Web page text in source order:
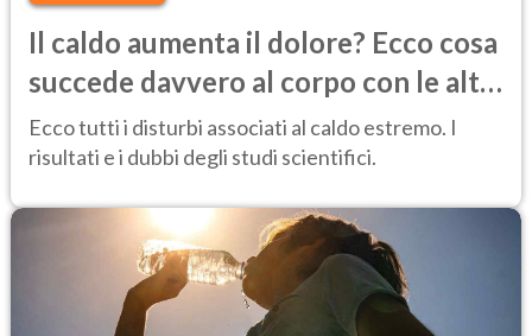
Il caldo aumenta il dolore? Ecco cosa
succede davvero al corpo con le alte
temperature
Ecco tutti i disturbi associati al caldo estremo. I
risultati e i dubbi degli studi scientifici.